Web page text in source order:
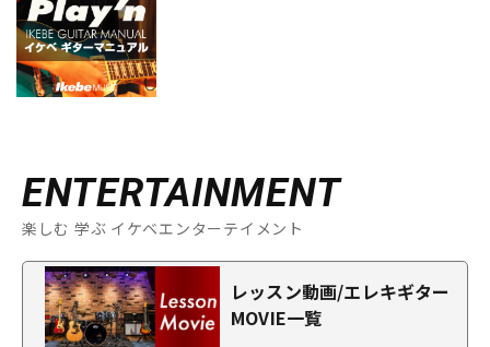
ENTERTAINMENT
楽しむ 学ぶ イケベエンターテイメント
レッスン動画/エレキギター
MOVIE一覧